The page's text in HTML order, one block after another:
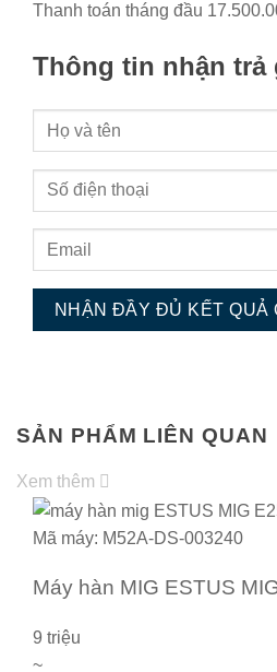
Thanh toán tháng đầu
Thông tin nhận trả
NHẬN ĐẦY ĐỦ KẾT QUẢ
SẢN PHẨM LIÊN QUAN
Xem thêm
Mã máy: M52A-DS-003240
Máy hàn MIG ESTUS
9 triệu
~